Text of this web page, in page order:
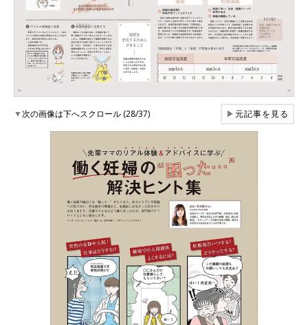
▼次の画像は下へスクロール (28/37) ▶元記事を見る